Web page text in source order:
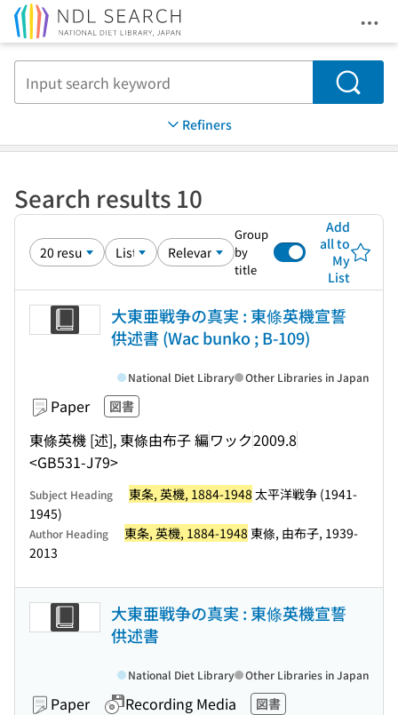
Search
Refiners
Search results 10
Group
by
title
Add
all to
My
List
大東亜戦争の真実 : 東條英機宣誓
供述書 (Wac bunko ; B-109)
Paper 図書
東條英機 [述], 東條由布子 編ワック2009.8
<GB531-J79>
National Diet Library Other Libraries in Japan
Subject Heading 東条, 英機, 1884-1948 太平洋戦争 (1941-
1945)
Author Heading 東条, 英機, 1884-1948 東條, 由布子, 1939-
2013
大東亜戦争の真実 : 東條英機宣誓
供述書
Paper Recording Media
図書
National Diet Library Other Libraries in Japan